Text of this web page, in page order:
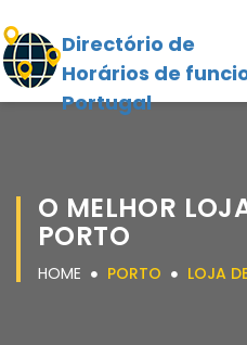
Directório de
Horários de
Portugal
O MELHOR
PORTO
HOME PORTO LOJA